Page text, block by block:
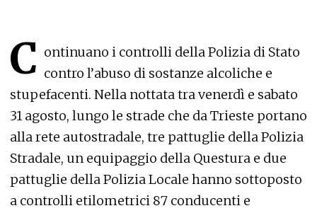
C ontinuano i controlli della Polizia di Stato
contro l’abuso di sostanze alcoliche e
stupefacenti. Nella nottata tra venerdì e sabato
31 agosto, lungo le strade che da Trieste portano
alla rete autostradale, tre pattuglie della Polizia
Stradale, un equipaggio della Questura e due
pattuglie della Polizia Locale hanno sottoposto
a controlli etilometrici 87 conducenti e